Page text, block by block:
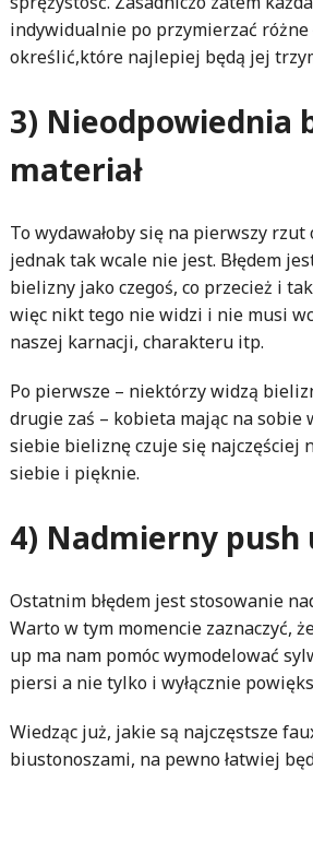
indywidualnie po przymierzać różne
określić,które najlepiej będą jej
3) Nieodpowiednia
materiał
To wydawałoby się na pierwszy rzut
jednak tak wcale nie jest. Błędem
bielizny jako czegoś, co przecież i
więc nikt tego nie widzi i nie musi
naszej karnacji, charakteru itp.
Po pierwsze – niektórzy widzą
drugie zaś – kobieta mając na sobie
siebie bieliznę czuje się najczęściej
siebie i pięknie.
4) Nadmierny push
Ostatnim błędem jest stosowanie
Warto w tym momencie zaznaczyć,
up ma nam pomóc wymodelować
piersi a nie tylko i wyłącznie
Wiedząc już, jakie są najczęstsze
biustonoszami, na pewno łatwiej